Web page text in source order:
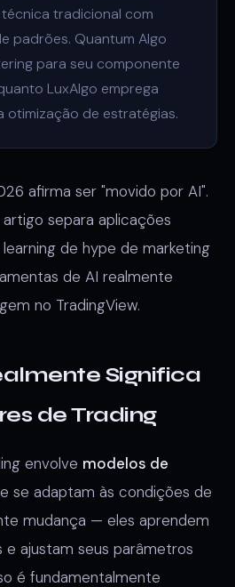
tradicional com
padrões. Quantum Algo
para seu componente
LuxAlgo emprega
otimização de estratégias.
afirma ser "movido por AI".
separa aplicações
de hype de marketing
de AI realmente
no TradingView.
Significa
de Trading
envolve modelos de
se adaptam às condições de
mudança — eles aprendem
ajustam seus parâmetros
é fundamentalmente